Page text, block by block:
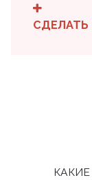
СДЕЛАТЬ